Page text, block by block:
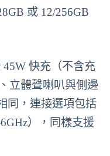
或 12/256GB
快充（不含充
立體聲喇叭與側邊
同，連接選項包括
），同樣支援